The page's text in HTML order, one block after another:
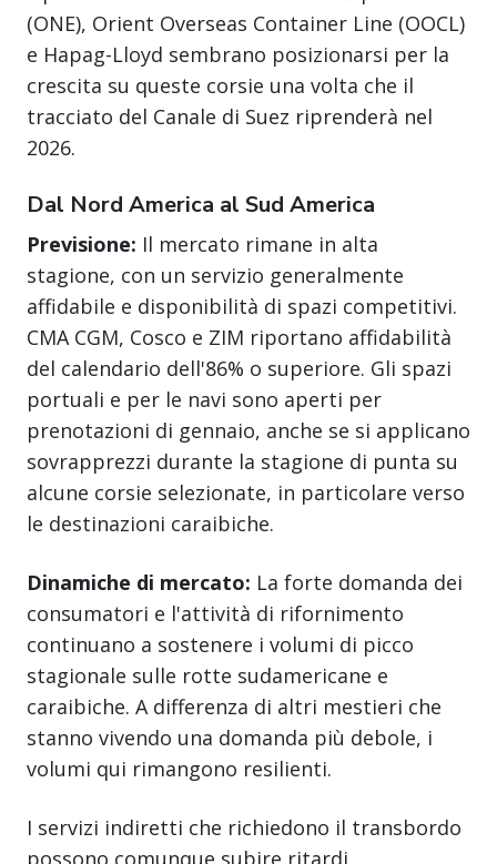
(ONE), Orient Overseas Container Line (OOCL)
e Hapag-Lloyd sembrano posizionarsi per la
crescita su queste corsie una volta che il
tracciato del Canale di Suez riprenderà nel
2026.
Dal Nord America al Sud America
Previsione: Il mercato rimane in alta
stagione, con un servizio generalmente
affidabile e disponibilità di spazi competitivi.
CMA CGM, Cosco e ZIM riportano affidabilità
del calendario dell'86% o superiore. Gli spazi
portuali e per le navi sono aperti per
prenotazioni di gennaio, anche se si applicano
sovrapprezzi durante la stagione di punta su
alcune corsie selezionate, in particolare verso
le destinazioni caraibiche.
Dinamiche di mercato: La forte domanda dei
consumatori e l'attività di rifornimento
continuano a sostenere i volumi di picco
stagionale sulle rotte sudamericane e
caraibiche. A differenza di altri mestieri che
stanno vivendo una domanda più debole, i
volumi qui rimangono resilienti.
I servizi indiretti che richiedono il transbordo
possono comunque subire ritardi,